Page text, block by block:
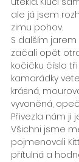
ale já jsem
zimu pohov.
S dalším
začali opět
kočičku číslo
kamarádky
krásná,
vyvoněná,
Přivezla nám ji
Všichni jsme
pojmenovali
přítulná a